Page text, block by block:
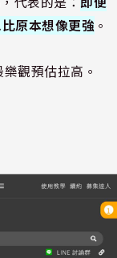
原本想像更強 。
觀預估拉高。